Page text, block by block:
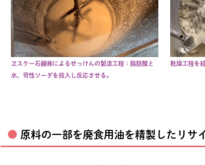
ヱスケー石鹸㈱によるせっけんの製造工程：脂肪酸と
水、苛性ソーダを投入し反応させる。
乾燥工程を
原料の一部を廃食用油を精製したリサ